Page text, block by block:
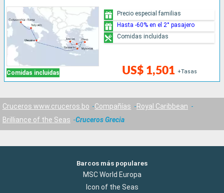
Comidas incluidas US$ 1,501 +Tasas
Precio especial familias
Hasta -60% en el 2° pasajero
Comidas incluidas
Cruceros www.cruceros.bo Compañías
Royal Caribbean
Brilliance of the Seas
Cruceros Grecia
Barcos más populares
MSC World Europa
Icon of the Seas